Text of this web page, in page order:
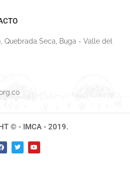
Quebrada Seca, Buga - Valle del
© - IMCA - 2019.